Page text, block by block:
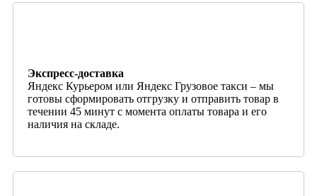
Экспресс-доставка
Яндекс Курьером или Яндекс Грузовое такси – мы
готовы сформировать отгрузку и отправить товар в
течении 45 минут с момента оплаты товара и его
наличия на складе.